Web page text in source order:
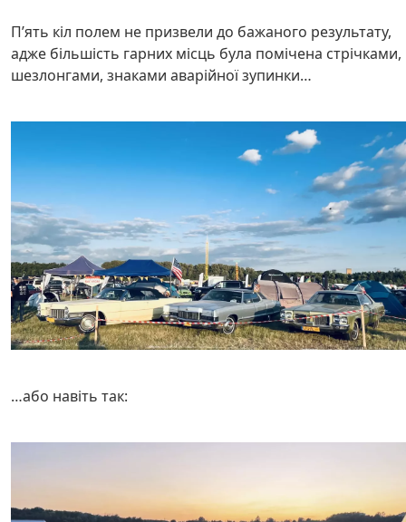
Пʼять кіл полем не призвели до бажаного результату,
адже більшість гарних місць була помічена стрічками,
шезлонгами, знаками аварійної зупинки…
…або навіть так: